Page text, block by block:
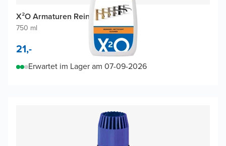
X²O Armaturen Reiniger
750 ml
21,-
Erwartet im Lager am 07-09-2026